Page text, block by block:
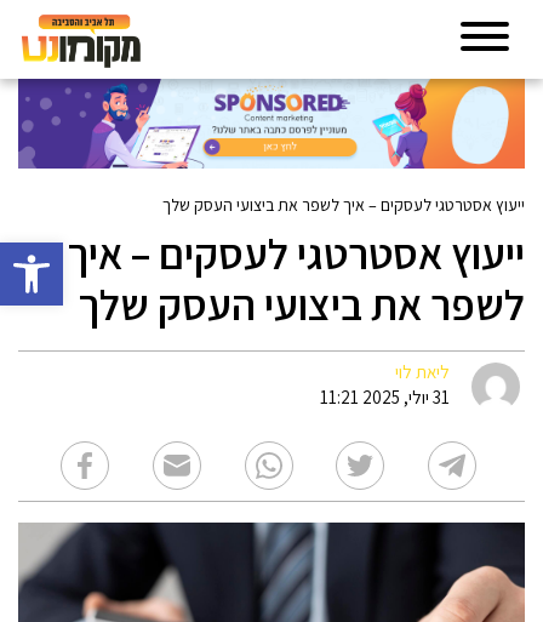
פתח
ייעוץ אסטרטגי לעסקים – איך לשפר את ביצועי העסק שלך
ייעוץ אסטרטגי לעסקים – איך
לשפר את ביצועי העסק שלך
ליאת לוי
31 יולי, 2025 11:21